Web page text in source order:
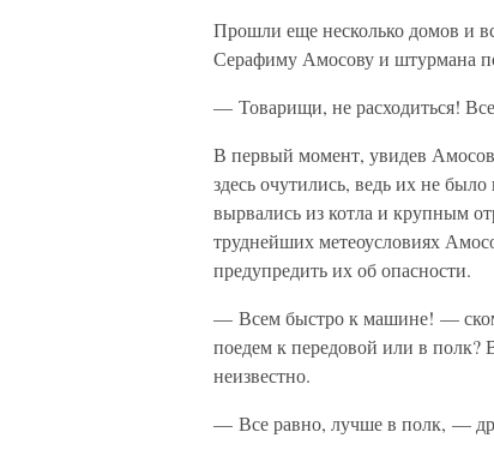
Прошли еще несколько домов и
Серафиму Амосову и штурмана
— Товарищи, не расходиться!
В первый момент, увидев
здесь очутились, ведь их не
вырвались из котла и крупным
труднейших метеоусловиях
предупредить их об опасности.
— Всем быстро к машине! —
поедем к передовой или в полк?
неизвестно.
— Все равно, лучше в полк, —